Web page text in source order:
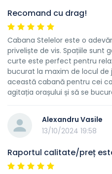
Recomand cu drag!
Cabana Stelelor este o
priveliște de vis. Spațiile sunt
curte este perfect pentru
bucurat la maxim de locul
această cabană pentru cei
agitația orașului și să se
Alexandru Vasile
13/10/2024 19:58
Raportul calitate/preț